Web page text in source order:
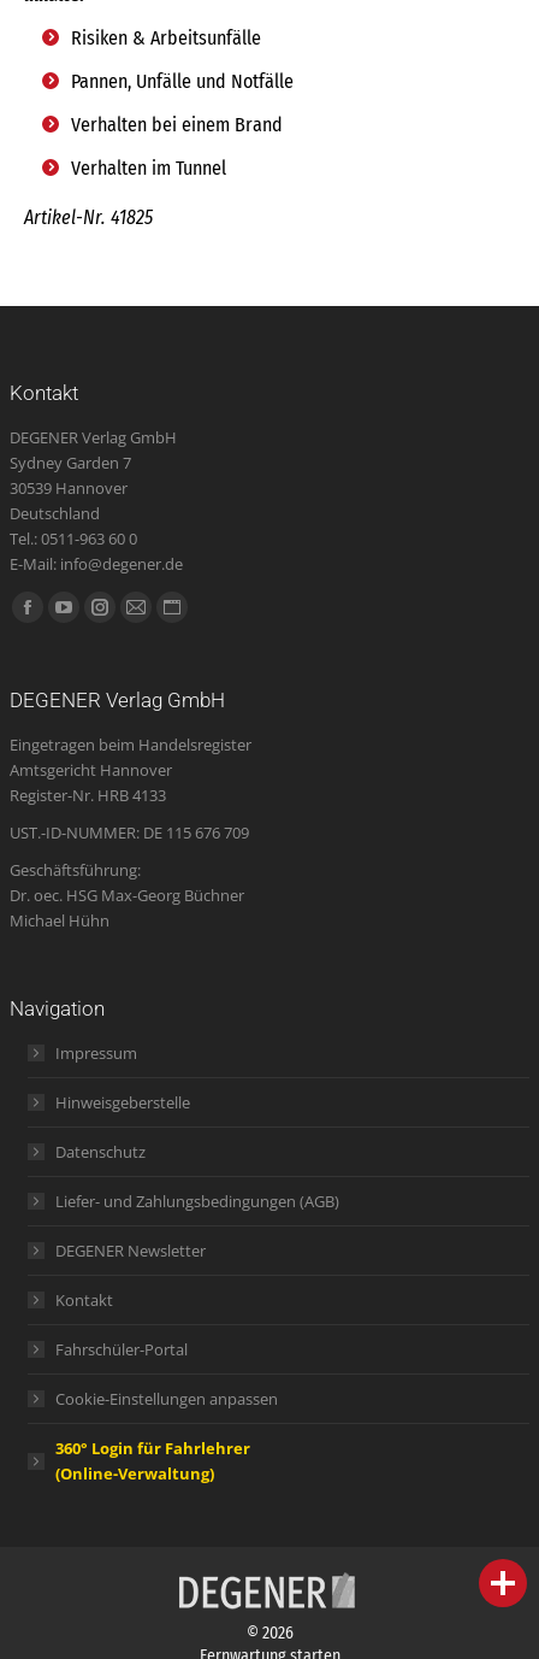
Risiken & Arbeitsunfälle
Pannen, Unfälle und Notfälle
Verhalten bei einem Brand
Verhalten im Tunnel
Artikel-Nr. 41825
Kontakt
DEGENER Verlag GmbH
Sydney Garden 7
30539 Hannover
Deutschland
Tel.: 0511-963 60 0
E-Mail: info@degener.de
Finden Sie uns auf:
Facebook
new
window
YouTube
new
window
Instagram
new
window
E-
opens
in
new
Website
new
DEGENER Verlag GmbH
Eingetragen beim Handelsregister
Amtsgericht Hannover
Register-Nr. HRB 4133
UST.-ID-NUMMER: DE 115 676 709
Geschäftsführung:
Dr. oec. HSG Max-Georg Büchner
Michael Hühn
Navigation
Impressum
Hinweisgeberstelle
Datenschutz
Liefer- und Zahlungsbedingungen (AGB)
DEGENER Newsletter
Kontakt
Fahrschüler-Portal
Cookie-Einstellungen anpassen
360° Login für Fahrlehrer
(Online-Verwaltung)
© 2026
person IHR FACHBERATER
campaign